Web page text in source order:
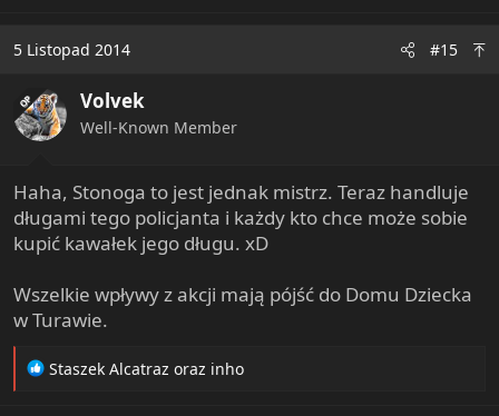
5 Listopad 2014 #15
OP Volvek
Well-Known Member
Haha, Stonoga to jest jednak mistrz. Teraz handluje
długami tego policjanta i każdy kto chce może sobie
kupić kawałek jego długu. xD
Wszelkie wpływy z akcji mają pójść do Domu Dziecka
w Turawie.
R
Staszek Alcatraz oraz inho